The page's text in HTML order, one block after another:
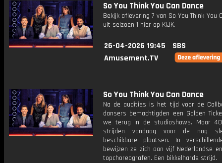
So You Think You Can Dance
Bekijk aflevering 7 van So You Think You
uit seizoen 1 hier op KIJK.
26-04-2026 19:45
SBS
Amusement.TV
So You Think You Can Dance
Na de audities is het tijd voor de
dansers bemachtigden een Golden
we terug in de studioshows. Maar
strijden vandaag voor de nog
beschikbare plaatsen. In
bewijzen ze zich aan vijf Nederlandse
topchoreografen. Een bikkelharde strijd.